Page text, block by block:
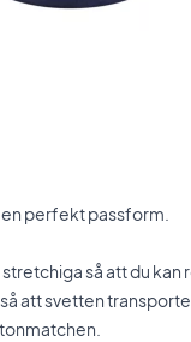
perfekt passform.
så att du kan
att svetten